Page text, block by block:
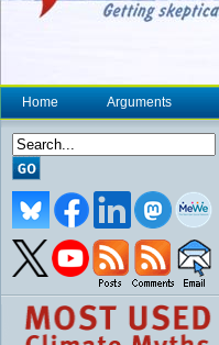
Home Arguments